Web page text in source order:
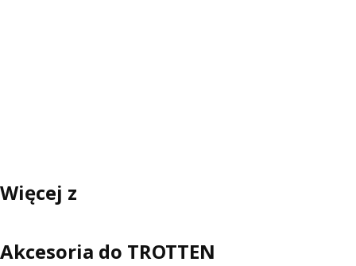
Więcej z
Akcesoria do TROTTEN